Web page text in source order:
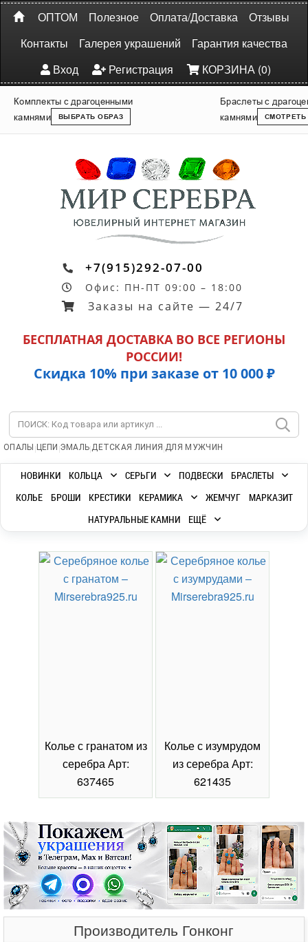
ОПТОМ Полезное Оплата/Доставка
Отзывы
Контакты
Галерея украшений
Гарантия качества
Вход
Регистрация КОРЗИНА (0)
Комплекты с драгоценными
камнями
ВЫБРАТЬ ОБРАЗ
Браслеты с
камнями
СМОТРЕТЬ
+7(915)292-07-00
Офис: ПН-ПТ 09:00 – 18:00
Заказы на сайте — 24/7
БЕСПЛАТНАЯ ДОСТАВКА ВО ВСЕ РЕГИОНЫ
РОССИИ!
Скидка 10% при заказе от 10 000 ₽
ОПАЛЫ | ЦЕПИ |ЭМАЛЬ|ДЕТСКАЯ ЛИНИЯ |ДЛЯ МУЖЧИН
НОВИНКИ КОЛЬЦА СЕРЬГИ ПОДВЕСКИ
БРАСЛЕТЫ
КОЛЬЕ
БРОШИ КРЕСТИКИ КЕРАМИКА ЖЕМЧУГ
МАРКАЗИТ
НАТУРАЛЬНЫЕ КАМНИ
ЕЩЁ
Колье с гранатом из
серебра Арт:
637465
Колье с изумрудом
из серебра Арт:
621435
Производитель Гонконг